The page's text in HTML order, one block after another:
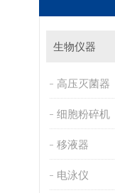
生物仪器
高压灭菌器
细胞粉碎机
移液器
电泳仪